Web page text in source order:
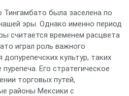
Тингамбато была заселена по
эры. Однако именно период
считается временем расцвета
играл роль важного
культур, таких
Его стратегическое
торговых путей,
районы Мексики с